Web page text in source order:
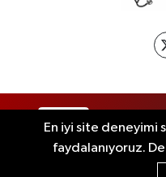
RSS
Haber
En iyi site deneyimi
faydalanıyoruz.